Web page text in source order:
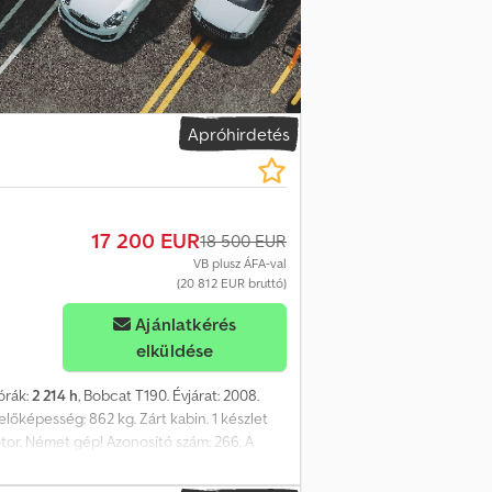
Apróhirdetés
17 200 EUR18 500 EUR
VB plusz ÁFA-val
(20 812 EUR bruttó)
Ajánlatkérés
elküldése
2 214 h, Bobcat T190. Évjárat: 2008.
862 kg. Zárt kabin. 1 készlet
Német gép! Azonosító szám: 266. A
hirdetésre, ajánlatra és